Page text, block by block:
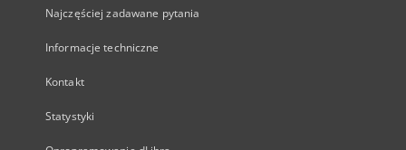
Najczęściej zadawane pytania
Informacje techniczne
Kontakt
Statystyki